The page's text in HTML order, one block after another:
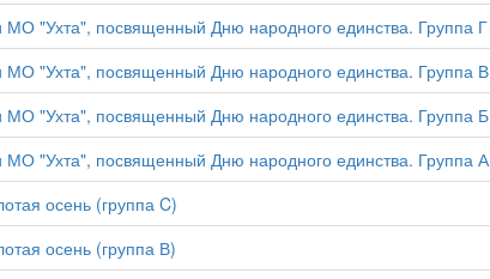
МО "Ухта", посвященный Дню народного единства. Группа Г
МО "Ухта", посвященный Дню народного единства. Группа В
МО "Ухта", посвященный Дню народного единства. Группа Б
МО "Ухта", посвященный Дню народного единства. Группа А
осень (группа C)
осень (группа В)